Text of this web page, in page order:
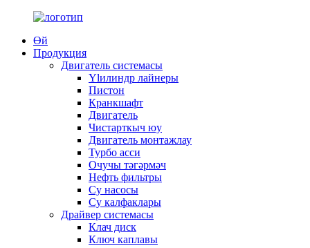
Өй
Продукция
Двигатель системасы
Ylилиндр лайнеры
Пистон
Кранкшафт
Двигатель
Чистарткыч юу
Двигатель монтажлау
Турбо асси
Очучы тәгәрмәч
Нефть фильтры
Су насосы
Су калфаклары
Драйвер системасы
Клач диск
Ключ каплавы